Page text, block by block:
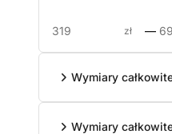
zł —
Wymiary
Wymiary